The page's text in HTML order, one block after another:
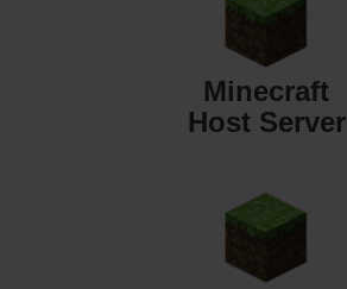
Minecraft
Host Server